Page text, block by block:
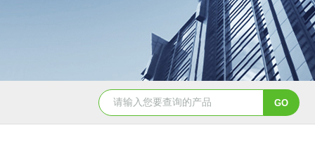
YSCYS-010臭氧老化试验设备